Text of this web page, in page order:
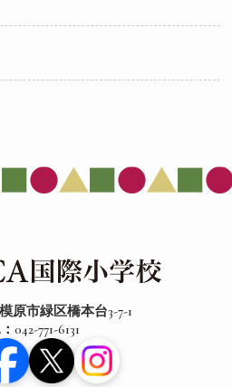
模原市緑区橋本台3-7-1
042-771-6131